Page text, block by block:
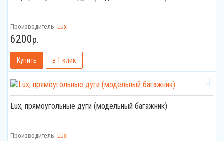
Производитель: Lux
6200р.
Lux, прямоугольные дуги (модельный багажник)
Производитель: Lux